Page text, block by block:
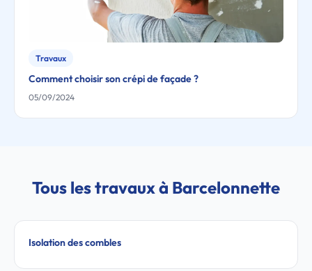
Travaux
Comment choisir son crépi de façade ?
05/09/2024
Tous les travaux à Barcelonnette
Isolation des combles